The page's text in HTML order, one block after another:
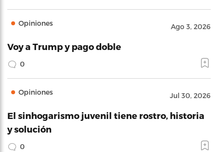
Opiniones Ago 3, 2026
Voy a Trump y pago doble
0
Opiniones Jul 30, 2026
El sinhogarismo juvenil tiene rostro, historia
y solución
0